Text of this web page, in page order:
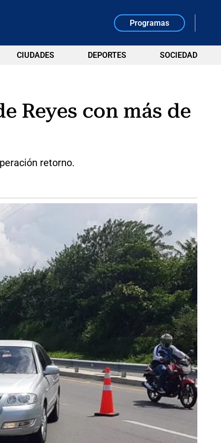
Programas
CIUDADES DEPORTES SOCIEDAD
Reyes con más de
retorno.